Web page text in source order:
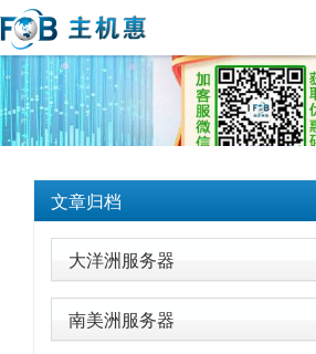
文章归档
大洋洲服务器
南美洲服务器